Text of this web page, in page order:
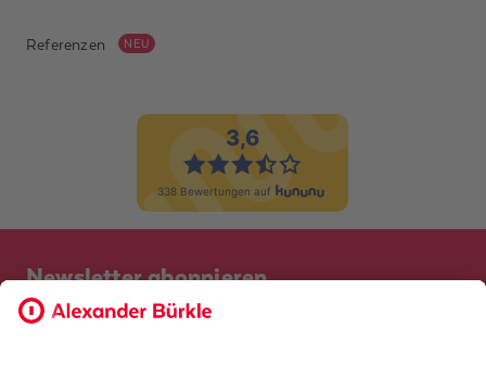
Referenzen NEU
Newsletter abonnieren
Bevor Sie sich anmelden, möchten wir wissen, ob Sie bereits